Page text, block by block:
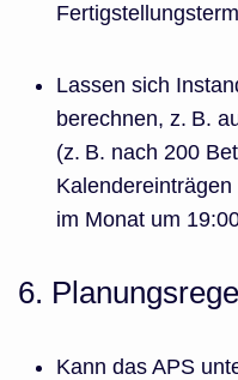
Lassen sich
berechnen, z. B.
(z. B. nach 200
im Monat um
6.
Kann das APS